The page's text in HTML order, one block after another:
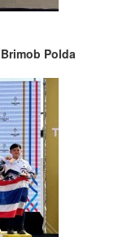
Polda